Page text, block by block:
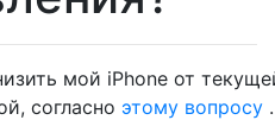
мой iPhone от
согласно этому вопросу .